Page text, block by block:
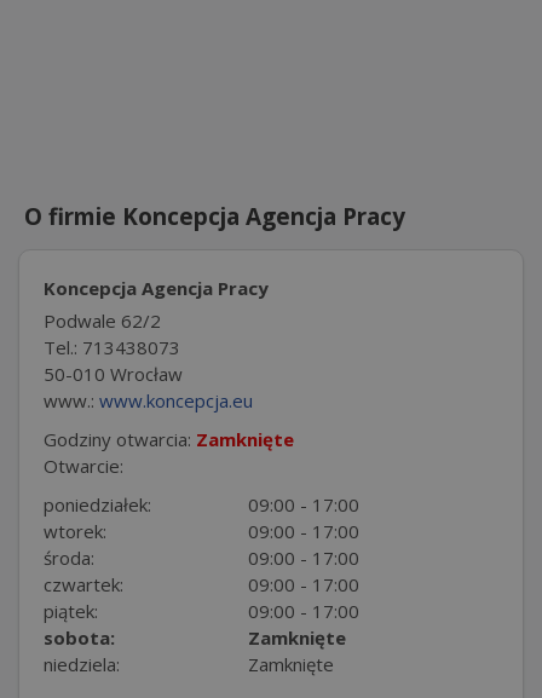
O firmie Koncepcja Agencja Pracy
Koncepcja Agencja Pracy
Podwale 62/2
Tel.: 713438073
50-010 Wrocław
www.: www.koncepcja.eu
Godziny otwarcia: Zamknięte
Otwarcie:
poniedziałek:
09:00 - 17:00
wtorek:
09:00 - 17:00
środa:
09:00 - 17:00
czwartek:
09:00 - 17:00
piątek:
09:00 - 17:00
sobota:
Zamknięte
niedziela:
Zamknięte